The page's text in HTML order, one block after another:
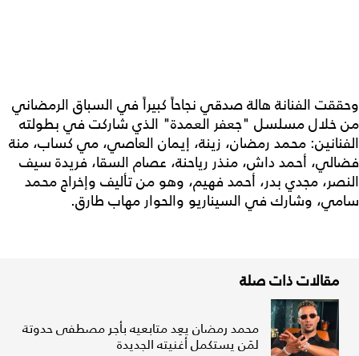
وحققت الفنانة هالة صدقي نجاحاً كبيراً في السباق الرمضاني
من خلال مسلسل "جعفر العمدة" الذي شاركت في بطولته
الفنانين: محمد رمضان، زينة، إيمان العاصي، مي كساب، منة
فضالي، أحمد داش، منذر رياحنة، عصام السقا، فريدة سيف
النصر، مجدي بدر، أحمد فهيم، وهو من تأليف وإخراج محمد
سامي، وشارك في السيناريو والحوار مهاب طارق.
مقالات ذات صلة
محمد رمضان يعِد متابعيه بأجر مصطفى حدوتة
لمَن يستكمل أغنيته الجديدة